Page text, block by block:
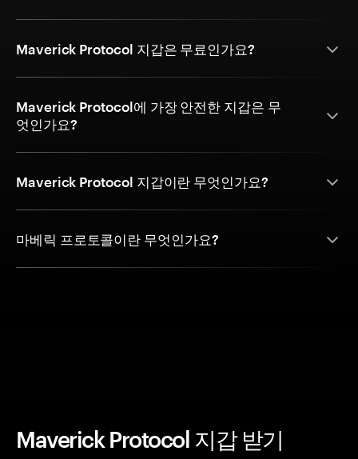
Maverick Protocol 지갑은 무료인가요?
Maverick Protocol에 가장 안전한 지갑은 무
엇인가요?
Maverick Protocol 지갑이란 무엇인가요?
마베릭 프로토콜이란 무엇인가요?
Maverick Protocol 지갑 받기